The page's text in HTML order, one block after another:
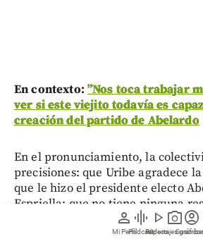
person
Mi Perfil
graphic_eq
Pódcast
play_arrow
Videos
photo_camera
Reportajes
account_circle
En contexto: ”Nos toca trabajar
ver si este viejito todavía es
creación del partido de Abelardo
En el pronunciamiento, la
precisiones: que Uribe agradece
que le hizo el presidente electo
Espriella; que no tiene ninguna
frente al evento; y que su
factores relacionados con su